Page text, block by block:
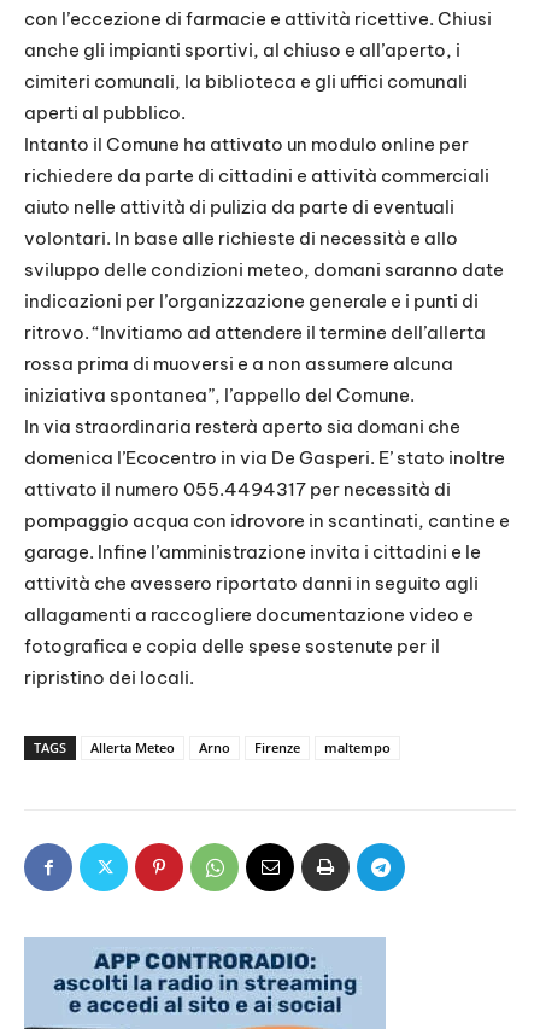
con l’eccezione di farmacie e attività ricettive. Chiusi
anche gli impianti sportivi, al chiuso e all’aperto, i
cimiteri comunali, la biblioteca e gli uffici comunali
aperti al pubblico.
Intanto il Comune ha attivato un modulo online per
richiedere da parte di cittadini e attività commerciali
aiuto nelle attività di pulizia da parte di eventuali
volontari. In base alle richieste di necessità e allo
sviluppo delle condizioni meteo, domani saranno date
indicazioni per l’organizzazione generale e i punti di
ritrovo. “Invitiamo ad attendere il termine dell’allerta
rossa prima di muoversi e a non assumere alcuna
iniziativa spontanea”, l’appello del Comune.
In via straordinaria resterà aperto sia domani che
domenica l’Ecocentro in via De Gasperi. E’ stato inoltre
attivato il numero 055.4494317 per necessità di
pompaggio acqua con idrovore in scantinati, cantine e
garage. Infine l’amministrazione invita i cittadini e le
attività che avessero riportato danni in seguito agli
allagamenti a raccogliere documentazione video e
fotografica e copia delle spese sostenute per il
ripristino dei locali.
TAGS Allerta Meteo Arno Firenze maltempo